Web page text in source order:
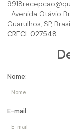
9918
Avenida Otávio
Guarulhos, SP,
CRECI: 027548
Nome:
E-mail: